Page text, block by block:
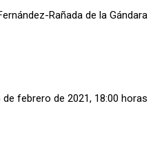
Rañada de la Gándara
de febrero de 2021, 18:00 horas